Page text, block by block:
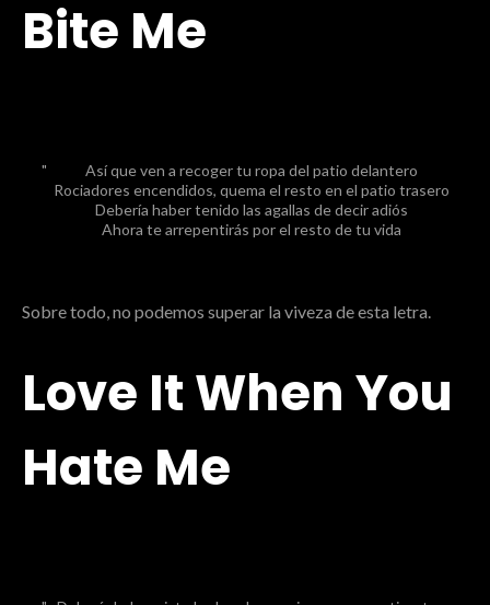
Bite Me
Así que ven a recoger tu ropa del patio delantero
Rociadores encendidos, quema el resto en el patio trasero
Debería haber tenido las agallas de decir adiós
Ahora te arrepentirás por el resto de tu vida
Sobre todo, no podemos superar la viveza de esta letra.
Love It When You
Hate Me